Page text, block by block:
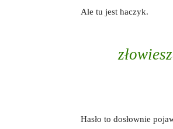
Ale tu jest haczyk.
Hasło to dosłownie